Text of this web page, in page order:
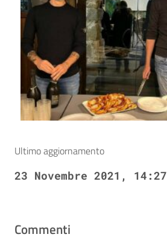
Ultimo aggiornamento
23 Novembre 2021, 14:27
Commenti